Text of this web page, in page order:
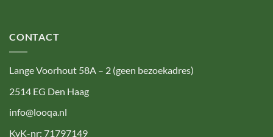
CONTACT
Lange Voorhout 58A – 2 (geen bezoekadres)
2514 EG Den Haag
info@looqa.nl
KvK-nr: 71797149